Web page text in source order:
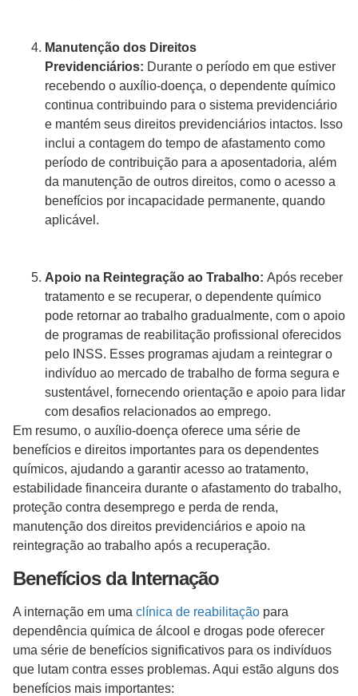
Manutenção dos Direitos
Previdenciários: Durante o período em que estiver
recebendo o auxílio-doença, o dependente químico
continua contribuindo para o sistema previdenciário
e mantém seus direitos previdenciários intactos. Isso
inclui a contagem do tempo de afastamento como
período de contribuição para a aposentadoria, além
da manutenção de outros direitos, como o acesso a
benefícios por incapacidade permanente, quando
aplicável.
Apoio na Reintegração ao Trabalho: Após receber
tratamento e se recuperar, o dependente químico
pode retornar ao trabalho gradualmente, com o apoio
de programas de reabilitação profissional oferecidos
pelo INSS. Esses programas ajudam a reintegrar o
indivíduo ao mercado de trabalho de forma segura e
sustentável, fornecendo orientação e apoio para lidar
com desafios relacionados ao emprego.
Em resumo, o auxílio-doença oferece uma série de
benefícios e direitos importantes para os dependentes
químicos, ajudando a garantir acesso ao tratamento,
estabilidade financeira durante o afastamento do trabalho,
proteção contra desemprego e perda de renda,
manutenção dos direitos previdenciários e apoio na
reintegração ao trabalho após a recuperação.
Benefícios da Internação
A internação em uma clínica de reabilitação para
dependência química de álcool e drogas pode oferecer
uma série de benefícios significativos para os indivíduos
que lutam contra esses problemas. Aqui estão alguns dos
benefícios mais importantes: